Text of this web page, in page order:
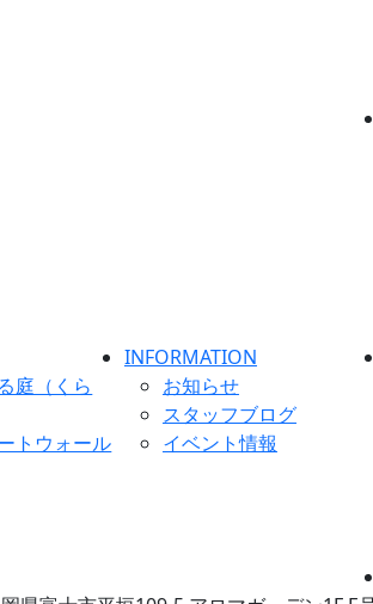
庭（くら
トウォール
INFORMATION
お知らせ
スタッフブログ
イベント情報